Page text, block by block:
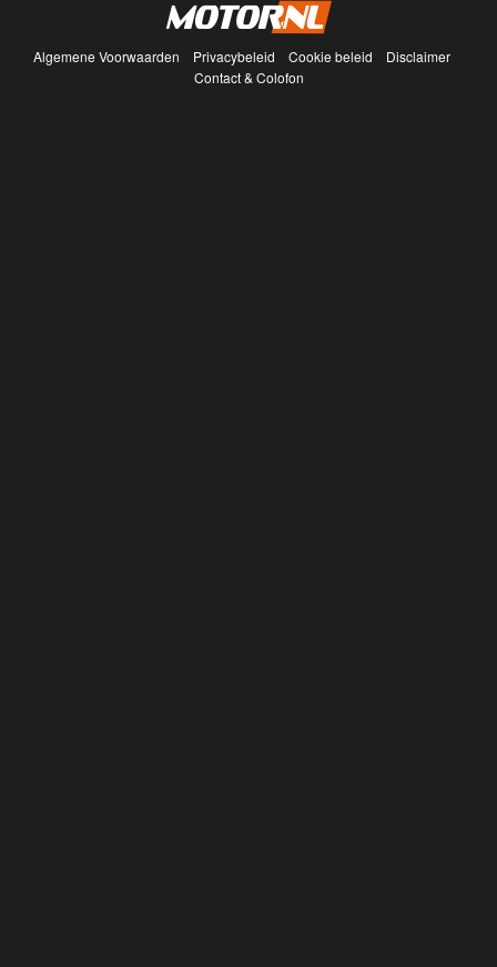
Algemene Voorwaarden Privacybeleid Cookie beleid
Disclaimer
Contact & Colofon